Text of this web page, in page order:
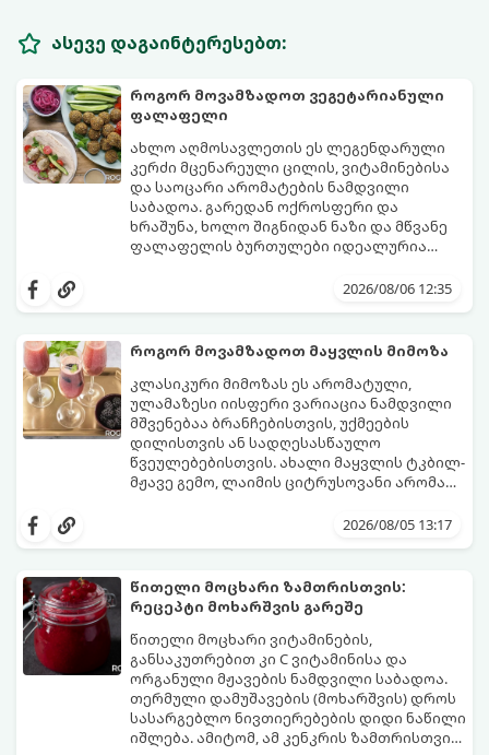
ასევე დაგაინტერესებთ:
როგორ მოვამზადოთ ვეგეტარიანული
ფალაფელი
ახლო აღმოსავლეთის ეს ლეგენდარული
კერძი მცენარეული ცილის, ვიტამინებისა
და საოცარი არომატების ნამდვილი
საბადოა. გარედან ოქროსფერი და
ხრაშუნა, ხოლო შიგნიდან ნაზი და მწვანე
ფალაფელის ბურთულები იდეალურია
სალათებთან ერთად ან ტახინის (სესამის)
მდგომარეობს, რომ გამოიყენება
შეწვისას ფორმა იდეალურად შეინარჩუნოს
და არ დაიშალოს.
მომზადების დრო: 20 წუთი (დამატებით
მუხუდოს ჩალბობის დრო: 12-24 საათი)
შეწვის დრო: 10–15 წუთი ულუფა: 20–24 ცალი
ბურთულა (4–6 პორცია)
2026/08/06 12:35
როგორ მოვამზადოთ მაყვლის მიმოზა
კლასიკური მიმოზას ეს არომატული,
ულამაზესი იისფერი ვარიაცია ნამდვილი
მშვენებაა ბრანჩებისთვის, უქმეების
დილისთვის ან სადღესასწაულო
წვეულებებისთვის. ახალი მაყვლის ტკბილ-
მჟავე გემო, ლაიმის ციტრუსოვანი არომატი
საოცრად დახვეწილ და მაგრილებელ
და მის მომზადებას მინიმალური
პორცია
2026/08/05 13:17
წითელი მოცხარი ზამთრისთვის:
რეცეპტი მოხარშვის გარეშე
წითელი მოცხარი ვიტამინების,
განსაკუთრებით კი C ვიტამინისა და
ორგანული მჟავების ნამდვილი საბადოა.
თერმული დამუშავების (მოხარშვის) დროს
სასარგებლო ნივთიერებების დიდი ნაწილი
იშლება. ამიტომ, ამ კენკრის ზამთრისთვის